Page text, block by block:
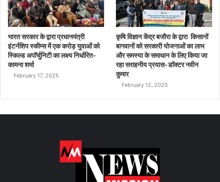
भारत सरकार के द्वारा प्रधानमंत्री
इंटर्नशिप स्कीम्स में एक करोड़ युवाओं को
स्किल्ड अपॉर्चुनिटी का लक्ष्य निर्धारित-
कामना शर्मा
February 17, 2025
कृषि विज्ञान केंद्र बजौरा के द्वारा किसानों
बागवानों को सरकारी योजनाओं का लाभ
और समस्या के समाधान के लिए किया जा
रहा सराहनीय प्रयास-डॉक्टर नवीन
कुमार
February 12, 2025